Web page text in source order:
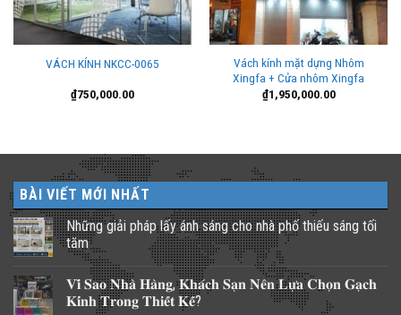
VÁCH KÍNH NKCC-0065
₫750,000.00
Vách kính mặt dựng Nhôm
Xingfa + Cửa nhôm Xingfa
₫1,950,000.00
BÀI VIẾT MỚI NHẤT
Những giải pháp lấy ánh sáng cho nhà phố thiếu sáng tối
tăm
Không
bình
luận
ở
𝐕𝐢̀ 𝐒𝐚𝐨 𝐍𝐡𝐚̀ 𝐇𝐚̀𝐧𝐠, 𝐊𝐡𝐚́𝐜𝐡 𝐒𝐚̣𝐧 𝐍𝐞̂𝐧 𝐋𝐮̛̣𝐚 𝐂𝐡𝐨̣𝐧 𝐆𝐚̣𝐜𝐡
𝐊𝐢́𝐧𝐡 𝐓𝐫𝐨𝐧𝐠 𝐓𝐡𝐢𝐞̂́𝐭 𝐊𝐞̂́?